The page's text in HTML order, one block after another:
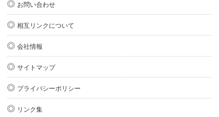
お問い合わせ
相互リンクについて
会社情報
サイトマップ
プライバシーポリシー
リンク集